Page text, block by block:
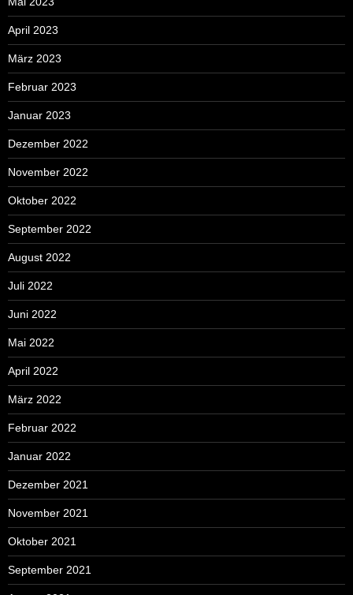
April 2023
März 2023
Februar 2023
Januar 2023
Dezember 2022
November 2022
Oktober 2022
September 2022
August 2022
Juli 2022
Juni 2022
Mai 2022
April 2022
März 2022
Februar 2022
Januar 2022
Dezember 2021
November 2021
Oktober 2021
September 2021